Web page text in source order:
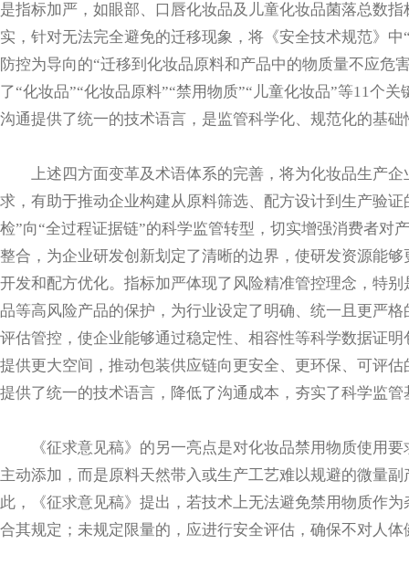
是指标加严，如眼部、口唇化妆品及儿童化妆品菌落总数
实，针对无法完全避免的迁移现象，将《安全技术规范》
防控为导向的“迁移到化妆品原料和产品中的物质量不应危
了“化妆品”“化妆品原料”“禁用物质”“儿童化妆品”等11个
沟通提供了统一的技术语言，是监管科学化、规范化的基础
上述四方面变革及术语体系的完善，将为化妆品生产
求，有助于推动企业构建从原料筛选、配方设计到生产验
检”向“全过程证据链”的科学监管转型，切实增强消费者对
整合，为企业研发创新划定了清晰的边界，使研发资源能
开发和配方优化。指标加严体现了风险精准管控理念，特
品等高风险产品的保护，为行业设定了明确、统一且更严
评估管控，使企业能够通过稳定性、相容性等科学数据证
提供更大空间，推动包装供应链向更安全、更环保、可评
提供了统一的技术语言，降低了沟通成本，夯实了科学监管
《征求意见稿》的另一亮点是对化妆品禁用物质使用
主动添加，而是原料天然带入或生产工艺难以规避的微量
此，《征求意见稿》提出，若技术上无法避免禁用物质作
合其规定；未规定限量的，应进行安全评估，确保不对人体